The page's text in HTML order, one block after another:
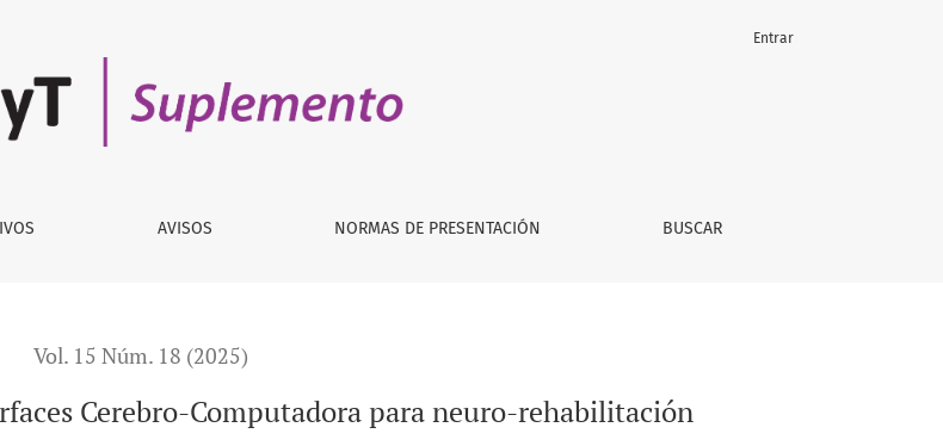
para neuro-rehabilitación
AVISOS NORMAS DE PRESENTACIÓN BUSCAR
Entrar
Vol. 15 Núm. 18 (2025)
Cerebro-Computadora para neuro-rehabilitación